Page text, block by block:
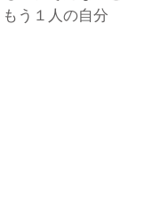
う１人の自分